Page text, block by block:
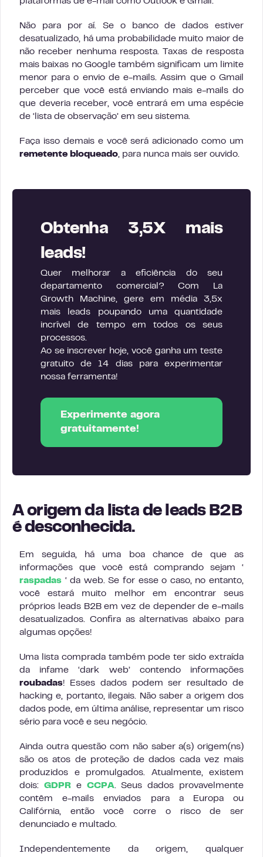
Não para por aí. Se o banco de dados estiver
desatualizado, há uma probabilidade muito maior de
não receber nenhuma resposta. Taxas de resposta
mais baixas no Google também significam um limite
menor para o envio de e-mails. Assim que o Gmail
perceber que você está enviando mais e-mails do
que deveria receber, você entrará em uma espécie
de ‘lista de observação’ em seu sistema.
Faça isso demais e você será adicionado como um
remetente bloqueado , para nunca mais ser ouvido.
Obtenha 3,5X mais
leads!
Quer melhorar a eficiência do seu
departamento comercial? Com La
Growth Machine, gere em média 3,5x
mais leads poupando uma quantidade
incrível de tempo em todos os seus
processos.
Ao se inscrever hoje, você ganha um teste
gratuito de 14 dias para experimentar
nossa ferramenta!
Experimente agora
gratuitamente!
A origem da lista de leads B2B
é desconhecida.
Em seguida, há uma boa chance de que as
informações que você está comprando sejam ‘
raspadas ‘ da web. Se for esse o caso, no entanto,
você estará muito melhor em encontrar seus
próprios leads B2B em vez de depender de e-mails
desatualizados. Confira as alternativas abaixo para
algumas opções!
Uma lista comprada também pode ter sido extraída
da infame ‘dark web’ contendo informações
roubadas! Esses dados podem ser resultado de
hacking e, portanto, ilegais. Não saber a origem dos
dados pode, em última análise, representar um risco
sério para você e seu negócio.
Ainda outra questão com não saber a(s) origem(ns)
são os atos de proteção de dados cada vez mais
produzidos e promulgados. Atualmente, existem
dois: GDPRe CCPA . Seus dados provavelmente
contêm e-mails enviados para a Europa ou
Califórnia, então você corre o risco de ser
denunciado e multado.
Independentemente da origem, qualquer